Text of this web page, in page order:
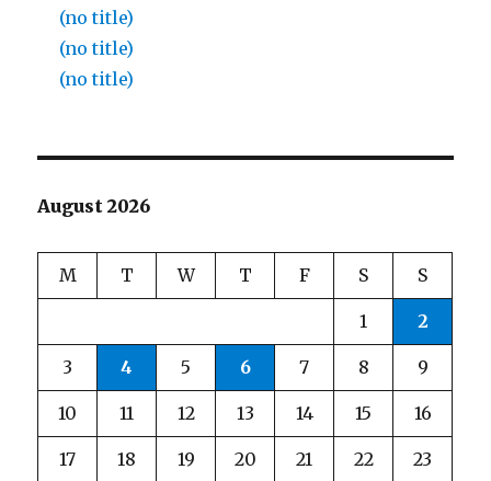
(no title)
(no title)
(no title)
August 2026
M T W T F S S
1 2
3 4 5 6 7 8 9
10 11 12 13 14 15 16
17 18 19 20 21 22 23